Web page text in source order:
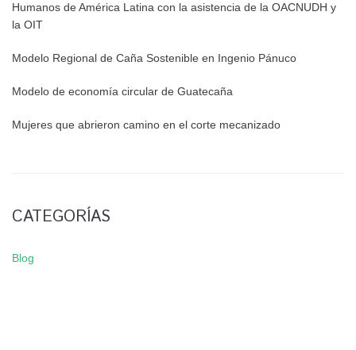
Humanos de América Latina con la asistencia de la OACNUDH y
la OIT
Modelo Regional de Caña Sostenible en Ingenio Pánuco
Modelo de economía circular de Guatecaña
Mujeres que abrieron camino en el corte mecanizado
CATEGORÍAS
Blog